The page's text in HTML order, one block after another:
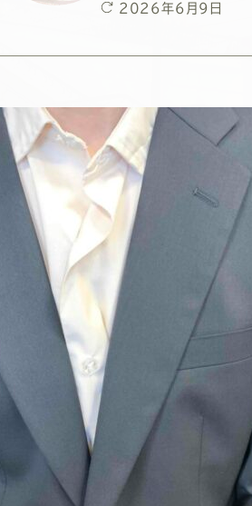
稿
最
更
2026年6月9日